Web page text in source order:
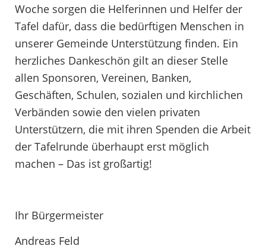
Woche sorgen die Helferinnen und Helfer der
Tafel dafür, dass die bedürftigen Menschen in
unserer Gemeinde Unterstützung finden. Ein
herzliches Dankeschön gilt an dieser Stelle
allen Sponsoren, Vereinen, Banken,
Geschäften, Schulen, sozialen und kirchlichen
Verbänden sowie den vielen privaten
Unterstützern, die mit ihren Spenden die Arbeit
der Tafelrunde überhaupt erst möglich
machen – Das ist großartig!
Ihr Bürgermeister
Andreas Feld